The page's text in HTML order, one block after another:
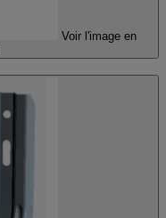
Voir l'image en